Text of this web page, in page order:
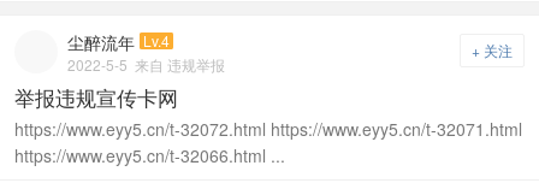
+ 关注
尘醉流年 Lv.4
2022-5-5 来自 违规举报
举报违规宣传卡网
https://www.eyy5.cn/t-32072.html https://www.eyy5.cn/t-32071.html
https://www.eyy5.cn/t-32066.html ...